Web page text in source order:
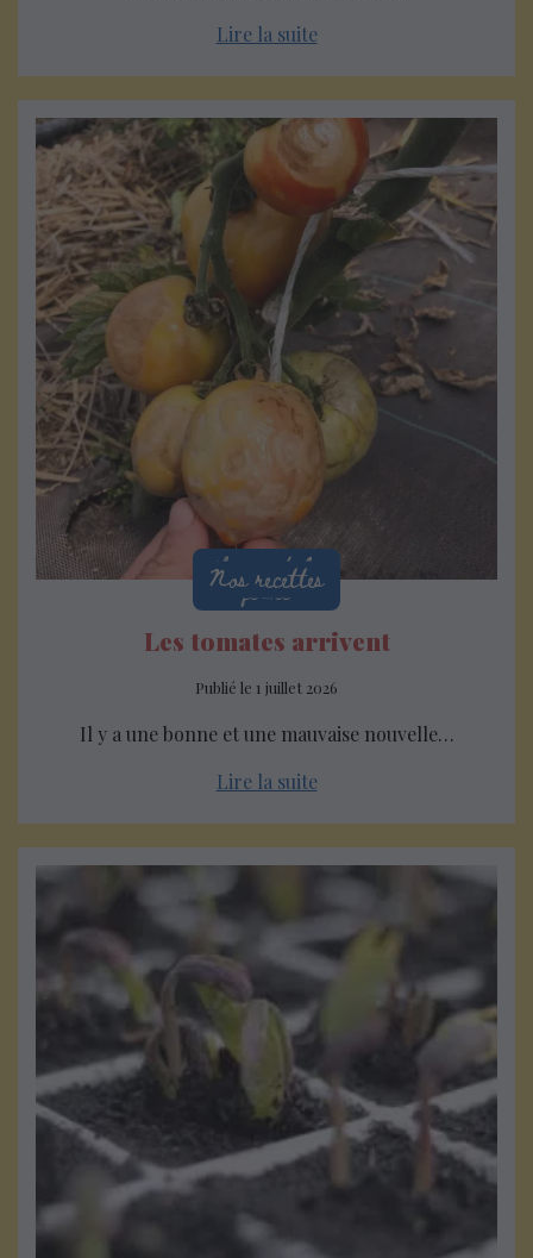
Lire la suite
La vie de la
ferme
Nos recettes
Les tomates arrivent
Publié le 1 juillet 2026
Il y a une bonne et une mauvaise nouvelle…
Lire la suite